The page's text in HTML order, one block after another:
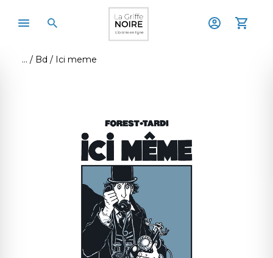
Bd Ici meme